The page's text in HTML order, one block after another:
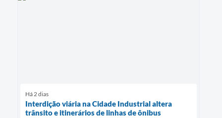
Há 2 dias
Interdição viária na Cidade Industrial altera
trânsito e itinerários de linhas de ônibus